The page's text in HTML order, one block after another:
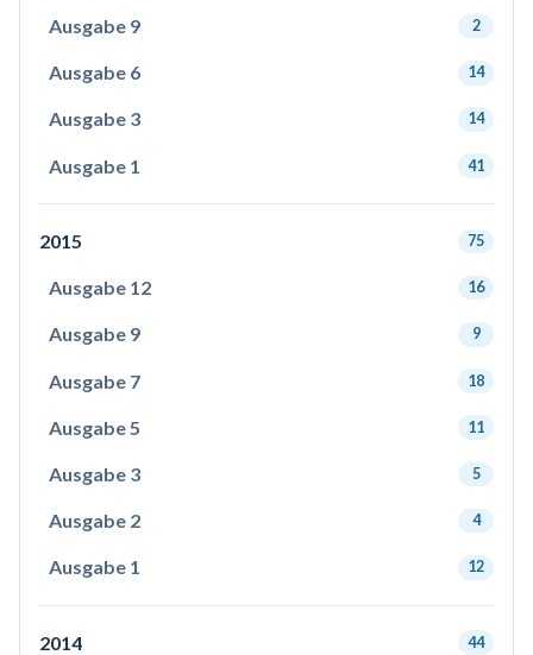
Ausgabe 9 2
Ausgabe 6 14
Ausgabe 3 14
Ausgabe 1 41
2015 75
Ausgabe 12 16
Ausgabe 9 9
Ausgabe 7 18
Ausgabe 5 11
Ausgabe 3 5
Ausgabe 2 4
Ausgabe 1 12
2014 44